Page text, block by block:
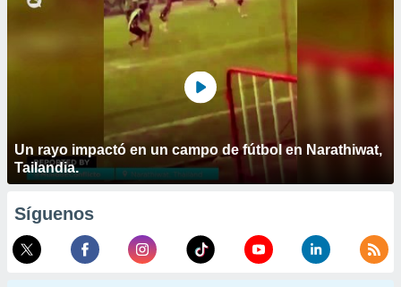
Un rayo impactó en un campo de fútbol en Narathiwat,
Tailandia.
Síguenos